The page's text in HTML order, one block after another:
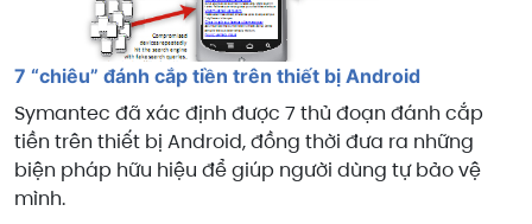
7 “chiêu” đánh cắp tiền trên thiết bị Android
Symantec đã xác định được 7 thủ đoạn đánh cắp
tiền trên thiết bị Android, đồng thời đưa ra những
biện pháp hữu hiệu để giúp người dùng tự bảo vệ
mình.